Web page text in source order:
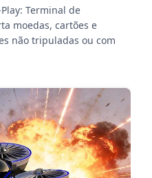
Terminal de
moedas, cartões e
não tripuladas ou com